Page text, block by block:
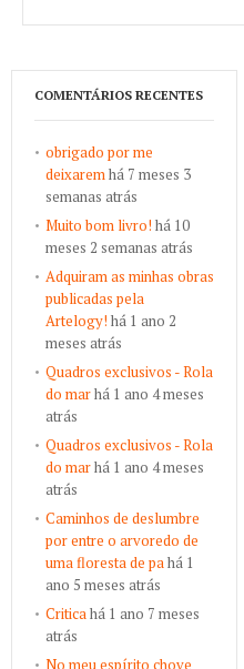
COMENTÁRIOS RECENTES
obrigado por me
deixaremhá 7 meses 3
semanas atrás
Muito bom livro! há 10
meses 2 semanas atrás
Adquiram as minhas obras
publicadas pela
Artelogy! há 1 ano 2
meses atrás
Quadros exclusivos - Rola
do marhá 1 ano 4 meses
atrás
Quadros exclusivos - Rola
do marhá 1 ano 4 meses
atrás
Caminhos de deslumbre
por entre o arvoredo de
uma floresta de pahá 1
ano 5 meses atrás
Criticahá 1 ano 7 meses
atrás
No meu espírito chove